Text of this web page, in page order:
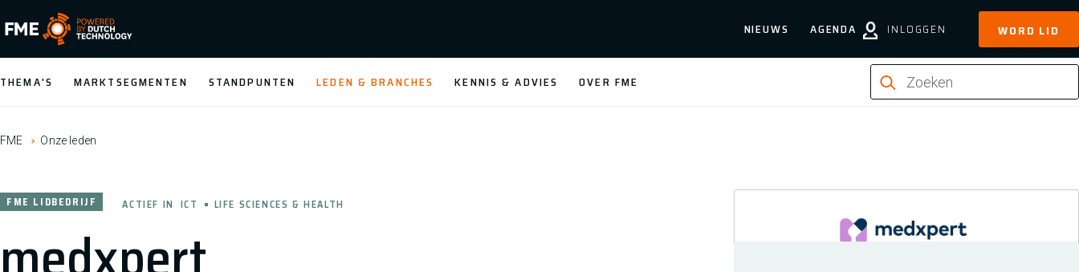
FME Logo, to the homepage
NIEUWS AGENDA INLOGGEN WORD LID
THEMA'S MARKTSEGMENTEN STANDPUNTEN LEDEN & BRANCHES KENNIS & ADVIES OVER FME
FME Onze leden
FME LIDBEDRIJF ACTIEF IN ICT LIFE SCIENCES & HEALTH